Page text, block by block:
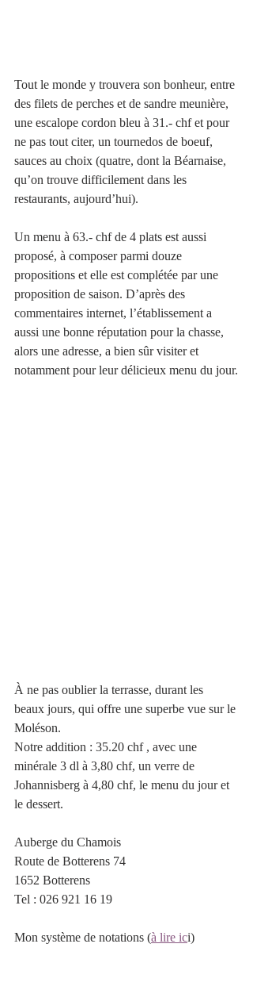
Tout le monde y trouvera son bonheur, entre
des filets de perches et de sandre meunière,
une escalope cordon bleu à 31.- chf et pour
ne pas tout citer, un tournedos de boeuf,
sauces au choix (quatre, dont la Béarnaise,
qu’on trouve difficilement dans les
restaurants, aujourd’hui).
Un menu à 63.- chf de 4 plats est aussi
proposé, à composer parmi douze
propositions et elle est complétée par une
proposition de saison. D’après des
commentaires internet, l’établissement a
aussi une bonne réputation pour la chasse,
alors une adresse, a bien sûr visiter et
notamment pour leur délicieux menu du jour.
À ne pas oublier la terrasse, durant les
beaux jours, qui offre une superbe vue sur le
Moléson.
Notre addition : 35.20 chf , avec une
minérale 3 dl à 3,80 chf, un verre de
Johannisberg à 4,80 chf, le menu du jour et
le dessert.
Auberge du Chamois
Route de Botterens 74
1652 Botterens
Tel : 026 921 16 19
Mon système de notations (à lire ici)